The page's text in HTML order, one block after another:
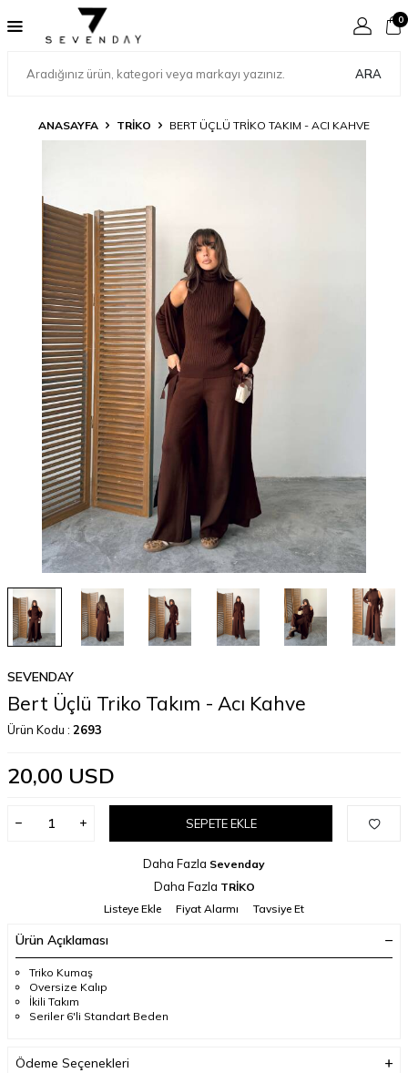
ARA
0
ANASAYFA TRİKO BERT ÜÇLÜ TRIKO TAKIM - ACI KAHVE
SEVENDAY
Bert Üçlü Triko Takım - Acı Kahve
Ürün Kodu : 2693
20,00 USD
SEPETE EKLE
Daha Fazla Sevenday
Daha Fazla TRİKO
Listeye Ekle
Fiyat Alarmı Tavsiye Et
Ürün Açıklaması
Triko Kumaş
Oversize Kalıp
İkili Takım
Seriler 6'li Standart Beden
Ödeme Seçenekleri